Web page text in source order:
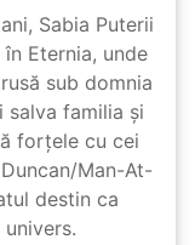
Sabia Puterii
Eternia, unde
sub domnia
salva familia și
forțele cu cei
Man-At-
destin ca